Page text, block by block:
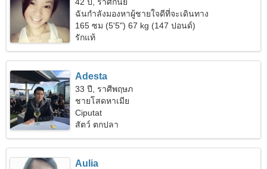
ฉันกำลังมองหาผู้ชายใจดีที่จะเดินทาง
165 ซม (5'5") 67 kg (147 ปอนด์)
รักแท้
Adesta
33 ปี, ราศีพฤษภ
ชายโสดหาเมีย
Ciputat
สัตว์ ตกปลา
Aulia